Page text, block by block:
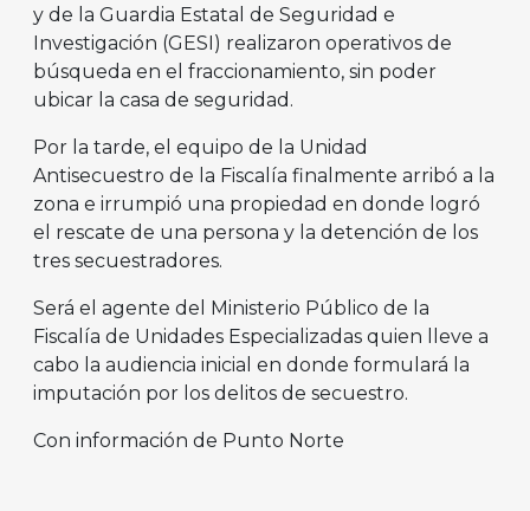
y de la Guardia Estatal de Seguridad e
Investigación (GESI) realizaron operativos de
búsqueda en el fraccionamiento, sin poder
ubicar la casa de seguridad.
Por la tarde, el equipo de la Unidad
Antisecuestro de la Fiscalía finalmente arribó a la
zona e irrumpió una propiedad en donde logró
el rescate de una persona y la detención de los
tres secuestradores.
Será el agente del Ministerio Público de la
Fiscalía de Unidades Especializadas quien lleve a
cabo la audiencia inicial en donde formulará la
imputación por los delitos de secuestro.
Con información de Punto Norte